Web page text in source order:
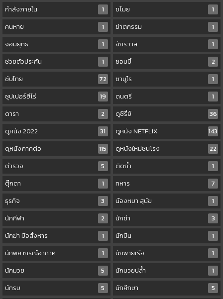
กำลังภายใน
1 ขโมย
1
คนหาย
1 ฆ่าตกรรม
1
จอมยุทธ
1 จักรวาล
1
ช่วยตัวประกัน
1 ซอมบี้
2
ซับไทย
72 ซามูไร
1
ซุปเปอร์ฮีโร่
19 ดนตรี
1
ดารา
2 ดูซีรี่ย์
36
ดูหนัง 2022
31 ดูหนัง NETFLIX
143
ดูหนังภาคต่อ
115 ดูหนังใหม่ชนโรง
22
ตำรวจ
5 ติดถ้ำ
1
ตุ๊กตา
1 ทหาร
7
ธุรกิจ
3 น้องหมา สุนัข
1
นักกีฬา
2 นักฆ่า
3
นักฆ่า มือสั่งหาร
1 นักบิน
1
นักพยากรณ์อากาศ
1 นักพายเรือ
1
นักมวย
5 นักมวยปล้ำ
1
นักรบ
5 นักศึกษา
5